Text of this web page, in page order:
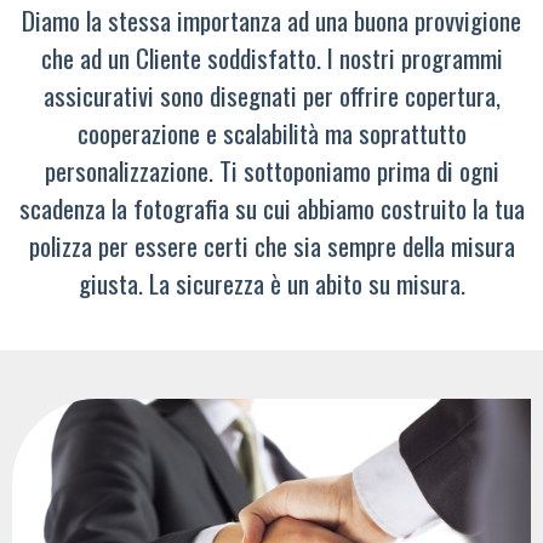
Diamo la stessa importanza ad una buona provvigione
che ad un Cliente soddisfatto. I nostri programmi
assicurativi sono disegnati per offrire copertura,
cooperazione e scalabilità ma soprattutto
personalizzazione. Ti sottoponiamo prima di ogni
scadenza la fotografia su cui abbiamo costruito la tua
polizza per essere certi che sia sempre della misura
giusta. La sicurezza è un abito su misura.